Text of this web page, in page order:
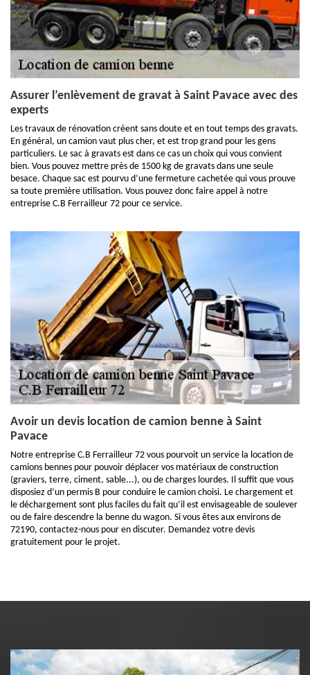
Assurer l’enlèvement de gravat à Saint Pavace avec des
experts
Les travaux de rénovation créent sans doute et en tout temps des gravats.
En général, un camion vaut plus cher, et est trop grand pour les gens
particuliers. Le sac à gravats est dans ce cas un choix qui vous convient
bien. Vous pouvez mettre près de 1500 kg de gravats dans une seule
besace. Chaque sac est pourvu d’une fermeture cachetée qui vous prouve
sa toute première utilisation. Vous pouvez donc faire appel à notre
entreprise C.B Ferrailleur 72 pour ce service.
Avoir un devis location de camion benne à Saint
Pavace
Notre entreprise C.B Ferrailleur 72 vous pourvoit un service la location de
camions bennes pour pouvoir déplacer vos matériaux de construction
(graviers, terre, ciment, sable...), ou de charges lourdes. Il suffit que vous
disposiez d’un permis B pour conduire le camion choisi. Le chargement et
le déchargement sont plus faciles du fait qu’il est envisageable de soulever
ou de faire descendre la benne du wagon. Si vous êtes aux environs de
72190, contactez-nous pour en discuter. Demandez votre devis
gratuitement pour le projet.